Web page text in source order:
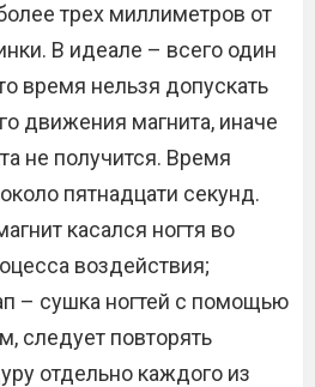
трех миллиметров от
В идеале – всего один
время нельзя допускать
движения магнита, иначе
не получится. Время
пятнадцати секунд.
касался ногтя во
воздействия;
– сушка ногтей с помощью
следует повторять
отдельно каждого из